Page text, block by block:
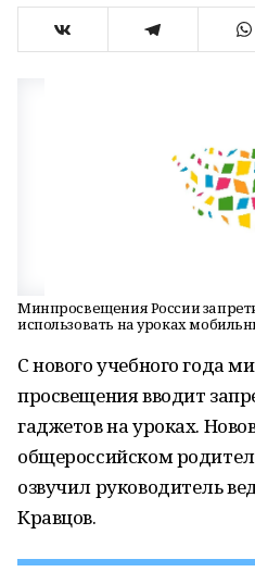
Минпросвещения России
использовать на уроках
С нового учебного года
просвещения вводит
гаджетов на уроках.
общероссийском
озвучил руководитель
Кравцов.